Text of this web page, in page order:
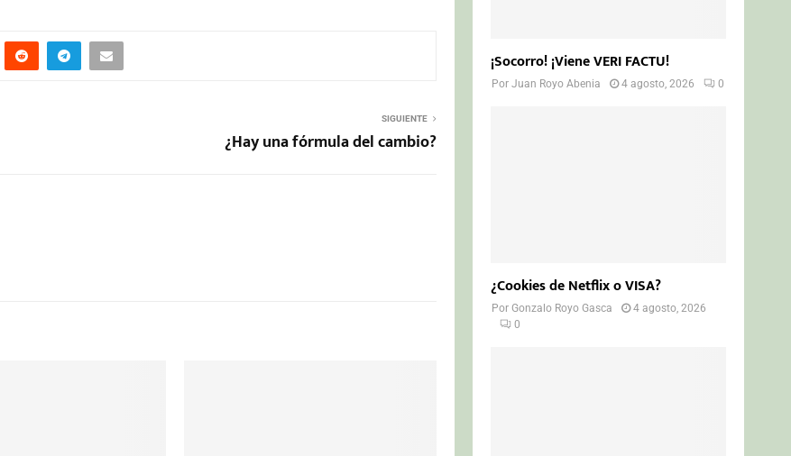
SIGUIENTE
¿Hay una fórmula del cambio?
¡Socorro! ¡Viene VERI FACTU!
PorJuan Royo Abenia 4 agosto, 2026 0
¿Cookies de Netflix o VISA?
PorGonzalo Royo Gasca
4 agosto, 2026
0